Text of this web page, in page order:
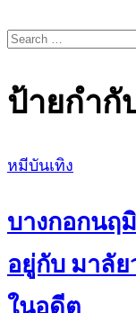
Search
ป้ายกำกั
Posted
หมีบันเทิง
บางกอกนฤ
อยู่กับ มาลั
ในอดีต